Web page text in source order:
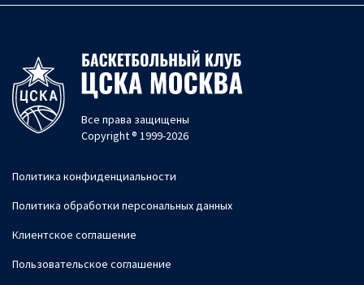
Все права защищены
Copyright ® 1999-2026
Политика конфиденциальности
Политика обработки персональных данных
Клиентское соглашение
Пользовательское соглашение